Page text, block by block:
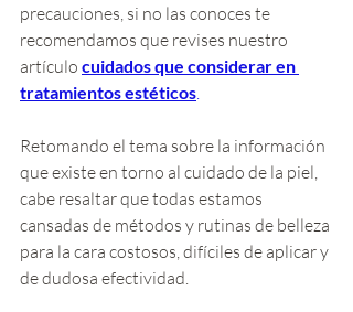
precauciones, si no las conoces te
recomendamos que revises nuestro
artículo cuidados que considerar en
tratamientos estéticos
Retomando el tema sobre la información
que existe en torno al cuidado de la piel,
cabe resaltar que todas estamos
cansadas de métodos y rutinas de belleza
para la cara costosos, difíciles de aplicar y
de dudosa efectividad.